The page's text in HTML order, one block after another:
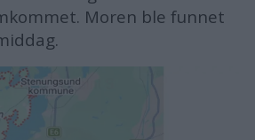
Moren ble funnet